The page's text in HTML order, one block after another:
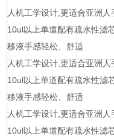
人机工学设计,更适合亚洲人
10ul以上单道配有疏水性滤
移液手感轻松、舒适
人机工学设计,更适合亚洲人
10ul以上单道配有疏水性滤
移液手感轻松、舒适
人机工学设计,更适合亚洲人
10ul以上单道配有疏水性滤